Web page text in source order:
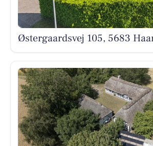
Østergaardsvej 105, 5683